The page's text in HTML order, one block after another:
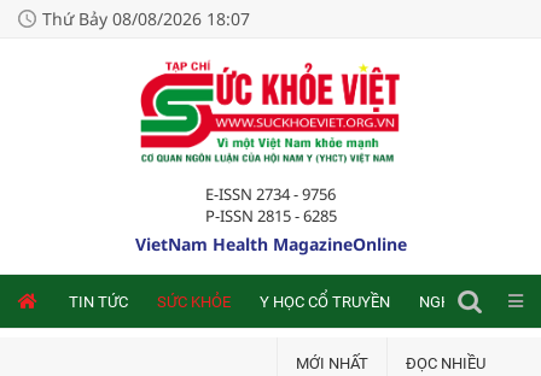
Thứ Bảy 08/08/2026 18:07
E-ISSN 2734 - 9756
P-ISSN 2815 - 6285
VietNam Health MagazineOnline
TIN TỨC SỨC KHỎE Y HỌC CỔ TRUYỀN NGHIÊN CỨU
MỚI NHẤT ĐỌC NHIỀU